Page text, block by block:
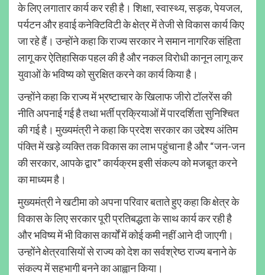
के लिए लगातार कार्य कर रही है। शिक्षा, स्वास्थ्य, सड़क, पेयजल,
पर्यटन और हवाई कनेक्टिविटी के क्षेत्र में तेजी से विकास कार्य किए
जा रहे हैं। उन्होंने कहा कि राज्य सरकार ने समान नागरिक संहिता
लागू कर ऐतिहासिक पहल की है और नकल विरोधी कानून लागू कर
युवाओं के भविष्य को सुरक्षित करने का कार्य किया है।
उन्होंने कहा कि राज्य में भ्रष्टाचार के खिलाफ जीरो टॉलरेंस की
नीति अपनाई गई है तथा भर्ती प्रक्रियाओं में पारदर्शिता सुनिश्चित
की गई है। मुख्यमंत्री ने कहा कि प्रदेश सरकार का उद्देश्य अंतिम
पंक्ति में खड़े व्यक्ति तक विकास का लाभ पहुंचाना है और “जन-जन
की सरकार, आपके द्वार” कार्यक्रम इसी संकल्प को मजबूत करने
का माध्यम है।
मुख्यमंत्री ने खटीमा को अपना परिवार बताते हुए कहा कि क्षेत्र के
विकास के लिए सरकार पूरी प्रतिबद्धता के साथ कार्य कर रही है
और भविष्य में भी विकास कार्यों में कोई कमी नहीं आने दी जाएगी।
उन्होंने क्षेत्रवासियों से राज्य को देश का सर्वश्रेष्ठ राज्य बनाने के
संकल्प में सहभागी बनने का आह्वान किया।